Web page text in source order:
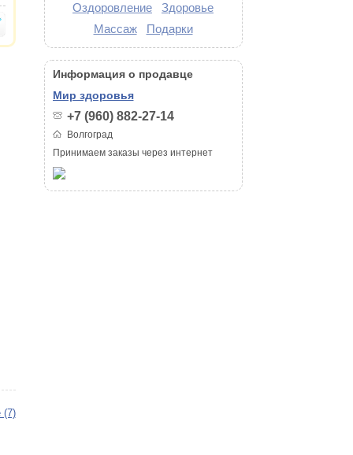
(7)
Оздоровление
Здоровье
Массаж
Подарки
Информация о продавце
Мир здоровья
+7 (960) 882-27-14
Волгоград
Принимаем заказы через интернет